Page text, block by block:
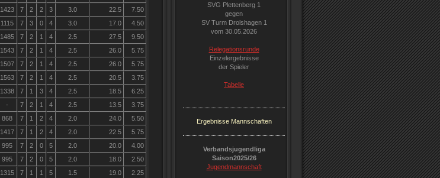
1423 7 2 2 3 3.0 22.5
7.50
1115 7 3 0 4 3.0 17.0
4.50
1485 7 2 1 4 2.5 27.5
9.50
1543 7 2 1 4 2.5 26.0
5.75
1507 7 2 1 4 2.5 26.0
5.75
1563 7 2 1 4 2.5 20.5
3.75
1338 7 1 3 4 2.5 18.5
6.25
- 7 2 1 4 2.5 13.5
3.75
868 7 1 2 4 2.0 24.0
5.50
1417 7 1 2 4 2.0 22.5
5.75
995 7 2 0 5 2.0 20.0
4.00
995 7 2 0 5 2.0 18.0
2.50
1315 7 1 1 5 1.5 19.0
2.25
SVG Plettenberg 1
gegen
SV Turm Drolshagen 1
vom 30.05.2026
Relegationsrunde
Einzelergebnisse
der Spieler
Tabelle
Ergebnisse Mannschaften
Verbandsjugendliga
Saison2025/26
Jugendmannschaft